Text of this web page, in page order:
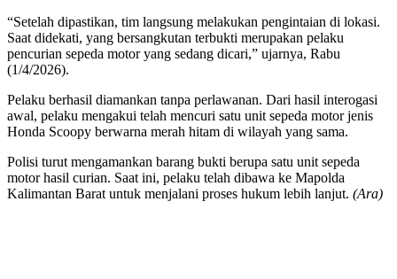
“Setelah dipastikan, tim langsung melakukan pengintaian di lokasi.
Saat didekati, yang bersangkutan terbukti merupakan pelaku
pencurian sepeda motor yang sedang dicari,” ujarnya, Rabu
(1/4/2026).
Pelaku berhasil diamankan tanpa perlawanan. Dari hasil interogasi
awal, pelaku mengakui telah mencuri satu unit sepeda motor jenis
Honda Scoopy berwarna merah hitam di wilayah yang sama.
Polisi turut mengamankan barang bukti berupa satu unit sepeda
motor hasil curian. Saat ini, pelaku telah dibawa ke Mapolda
Kalimantan Barat untuk menjalani proses hukum lebih lanjut. (Ara)